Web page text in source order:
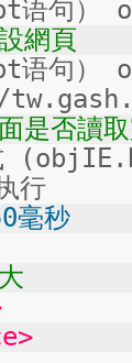
语句
網頁
语句
是否讀取
行
秒